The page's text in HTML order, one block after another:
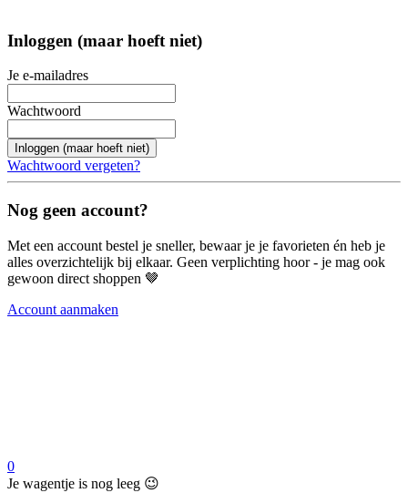
Inloggen (maar hoeft niet)
Je e-mailadres
Wachtwoord
Inloggen (maar hoeft niet)
Wachtwoord vergeten?
Nog geen account?
Met een account bestel je sneller, bewaar je je favorieten én heb je
alles overzichtelijk bij elkaar. Geen verplichting hoor - je mag ook
gewoon direct shoppen 🤎
Account aanmaken
0
Je wagentje is nog leeg 😉